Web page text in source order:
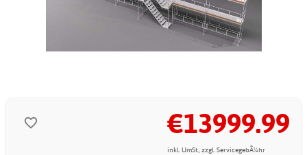
€13999.99
inkl. UmSt., zzgl. ServicegebÃ¼hr